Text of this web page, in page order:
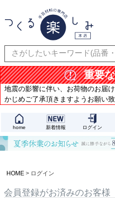
重要
地震の影響に伴い、お荷物のお届
かじめご了承頂きますようお願い
home 新着情報 ログイン
HOME ログイン
会員登録がお済みのお客様